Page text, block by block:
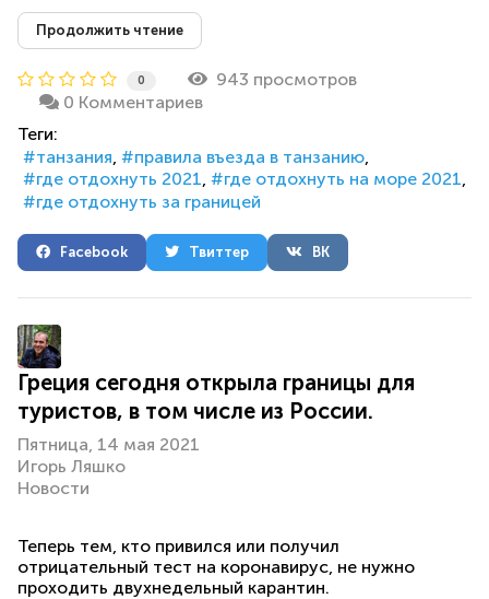
Продолжить чтение
0
943 просмотров
0 Комментариев
Теги:
танзания
правила въезда в танзанию
где отдохнуть 2021
где отдохнуть на море 2021
где отдохнуть за границей
Facebook Твиттер ВК
Греция сегодня открыла границы для
туристов, в том числе из России.
Пятница, 14 мая 2021
Игорь Ляшко
Новости
Теперь тем, кто привился или получил
отрицательный тест на коронавирус, не нужно
проходить двухнедельный карантин.